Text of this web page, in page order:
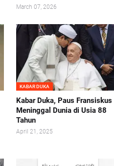
March 07, 2026
KABAR DUKA
Kabar Duka, Paus Fransiskus
Meninggal Dunia di Usia 88
Tahun
April 21, 2025